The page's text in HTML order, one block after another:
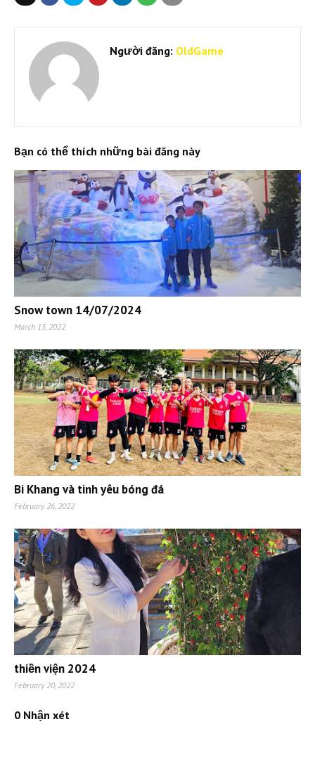
Người đăng: OldGame
Bạn có thể thích những bài đăng này
Snow town 14/07/2024
March 15, 2022
Bi Khang và tinh yêu bóng đá
February 26, 2022
thiền viện 2024
February 20, 2022
0 Nhận xét